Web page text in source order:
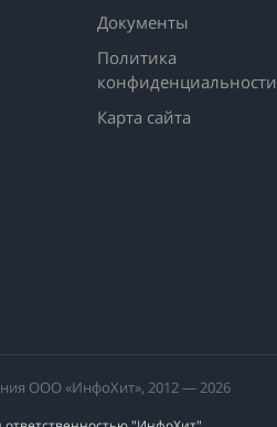
Документы
Политика
конфиденциальности
Карта сайта
ООО «ИнфоХит», 2012 — 2026